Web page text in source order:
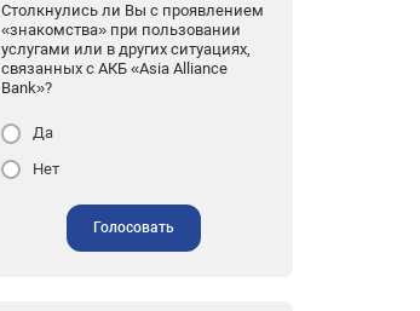
Столкнулись ли Вы с проявлением
«знакомства» при пользовании
услугами или в других ситуациях,
связанных с АКБ «Asia Alliance
Bank»?
Да
Нет
Голосовать